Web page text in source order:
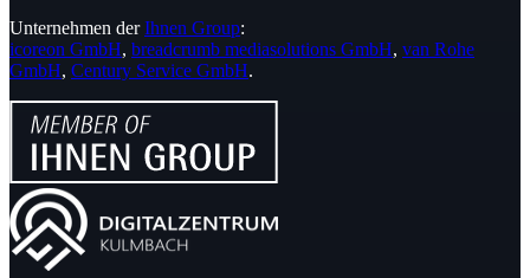
Unternehmen derIhnen Group:
icoreon GmbH, breadcrumb mediasolutions GmbH, van Rohe
GmbH, Century Service GmbH.